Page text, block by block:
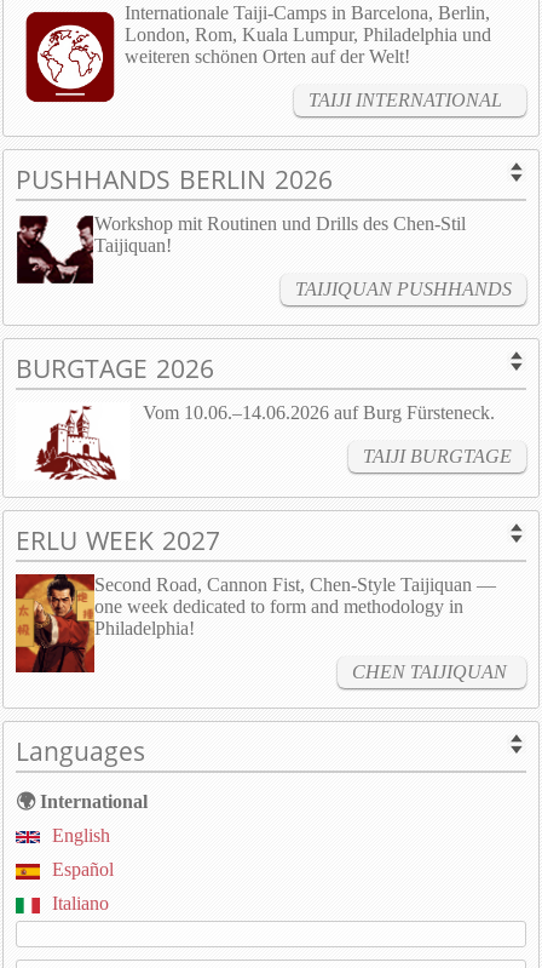
Internationale Taiji-Camps in Barcelona, Berlin,
London, Rom, Kuala Lumpur, Philadelphia und
weiteren schönen Orten auf der Welt!
TAIJI INTERNATIONAL
PUSHHANDS BERLIN 2026
Workshop mit Routinen und Drills des Chen-Stil
Taijiquan!
TAIJIQUAN PUSHHANDS
BURGTAGE 2026
Vom 10.06.–14.06.2026 auf Burg Fürsteneck.
TAIJI BURGTAGE
ERLU WEEK 2027
Second Road, Cannon Fist, Chen-Style Taijiquan —
one week dedicated to form and methodology in
Philadelphia!
CHEN TAIJIQUAN
Languages
🌍 International
English
Español
Italiano